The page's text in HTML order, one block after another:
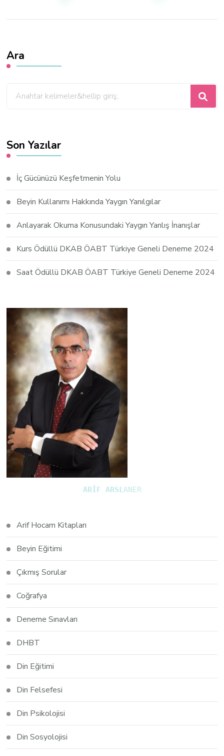
Ara
Son Yazılar
İç Gücünüzü Keşfetmenin Yolu
Beyin Kullanımı Hakkında Yaygın Yanılgılar
Anlayarak Okuma Konusundaki Yaygın Yanlış İnanışlar
Kurs Ödüllü DKAB ÖABT Türkiye Geneli Deneme 2024
Saat Ödüllü DKAB ÖABT Türkiye Geneli Deneme 2024
ARİF ARSLANER
Arif Hocam Kitapları
Beyin Eğitimi
Çıkmış Sorular
Coğrafya
Deneme Sınavları
DHBT
Din Eğitimi
Din Felsefesi
Din Psikolojisi
Din Sosyolojisi